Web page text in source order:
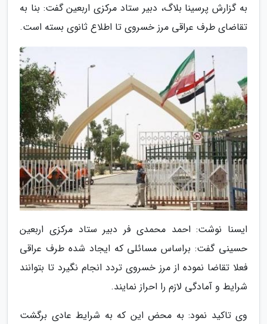
به گزارش پرسینا بلاگ، دبیر ستاد مرکزی اربعین گفت: بنا به
تقاضای طرف عراقی مرز خسروی تا اطلاع ثانوی بسته است.
ایسنا نوشت: احمد محمدی فر دبیر ستاد مرکزی اربعین
حسینی گفت: براساس مسائلی که ایجاد شده طرف عراقی
فعلا تقاضا نموده از مرز خسروی تردد انجام نگیرد تا بتوانند
شرایط و آمادگی لازم را احراز نمایند.
وی تاکید نمود: به محض این که به شرایط عادی برگشت